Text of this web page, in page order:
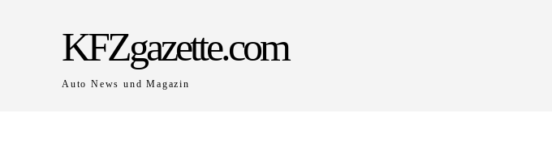
KFZgazette.com
Auto News und Magazin